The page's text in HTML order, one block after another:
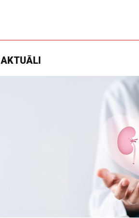
AKTUĀLI